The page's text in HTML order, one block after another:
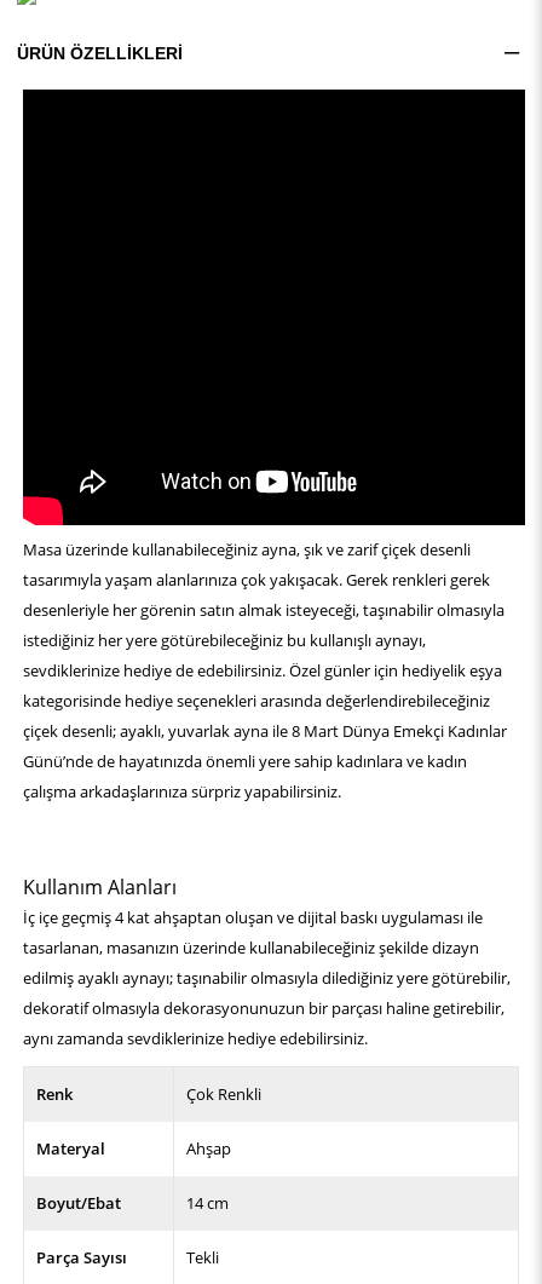
ÜRÜN ÖZELLIKLERI
Masa üzerinde kullanabileceğiniz ayna, şık ve zarif çiçek desenli
tasarımıyla yaşam alanlarınıza çok yakışacak. Gerek renkleri gerek
desenleriyle her görenin satın almak isteyeceği, taşınabilir olmasıyla
istediğiniz her yere götürebileceğiniz bu kullanışlı aynayı,
sevdiklerinize hediye de edebilirsiniz. Özel günler için hediyelik eşya
kategorisinde hediye seçenekleri arasında değerlendirebileceğiniz
çiçek desenli; ayaklı, yuvarlak ayna ile 8 Mart Dünya Emekçi Kadınlar
Günü’nde de hayatınızda önemli yere sahip kadınlara ve kadın
çalışma arkadaşlarınıza sürpriz yapabilirsiniz.
Kullanım Alanları
İç içe geçmiş 4 kat ahşaptan oluşan ve dijital baskı uygulaması ile
tasarlanan, masanızın üzerinde kullanabileceğiniz şekilde dizayn
edilmiş ayaklı aynayı; taşınabilir olmasıyla dilediğiniz yere götürebilir,
dekoratif olmasıyla dekorasyonunuzun bir parçası haline getirebilir,
aynı zamanda sevdiklerinize hediye edebilirsiniz.
Renk Çok Renkli
Materyal Ahşap
Boyut/Ebat 14 cm
Parça Sayısı Tekli